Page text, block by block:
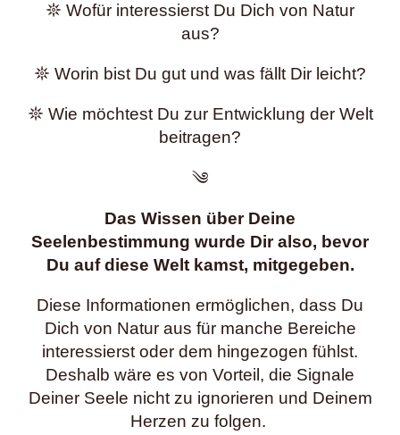
𖤓 Wofür interessierst Du Dich von Natur
aus?
𖤓 Worin bist Du gut und was fällt Dir leicht?
𖤓 Wie möchtest Du zur Entwicklung der Welt
beitragen?
༄
Das Wissen über Deine
Seelenbestimmung wurde Dir also, bevor
Du auf diese Welt kamst, mitgegeben.
Diese Informationen ermöglichen, dass Du
Dich von Natur aus für manche Bereiche
interessierst oder dem hingezogen fühlst.
Deshalb wäre es von Vorteil, die Signale
Deiner Seele nicht zu ignorieren und Deinem
Herzen zu folgen.